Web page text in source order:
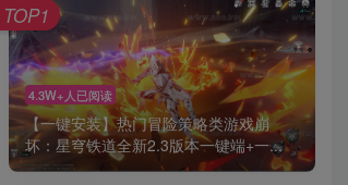
4.3W+人已阅读
【一键安装】热门冒险策略类游戏崩
坏：星穹铁道全新2.3版本一键端+一...
TOP1